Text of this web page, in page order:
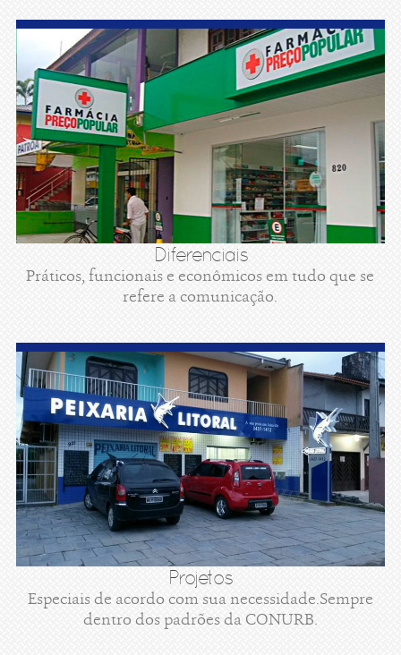
Diferenciais
Práticos, funcionais e econômicos em tudo que se
refere a comunicação.
Projetos
Especiais de acordo com sua necessidade.Sempre
dentro dos padrões da CONURB.